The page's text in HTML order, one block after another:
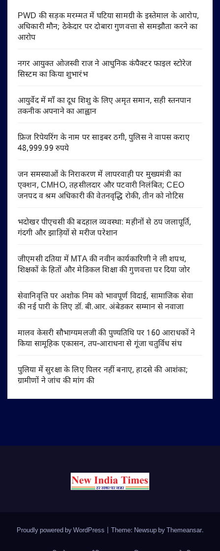
PWD की सड़क मरम्मत में घटिया सामग्री के इस्तेमाल के आरोप,
अधिकारी मौन; ठेकेदार पर दोबारा गुणवत्ता से समझौता करने का
आरोप
नगर आयुक्त ओजस्वी राज ने आधुनिक कंपैक्टर फाइल स्टोरेज
सिस्टम का किया शुभारंभ
आयुर्वेद में माँ का दूध शिशु के लिए अमृत समान, सही स्तनपान
तकनीक अपनाने का आह्वान
फ्रिज रिपेयरिंग के नाम पर साइबर ठगी, पुलिस ने वापस कराए
48,999.99 रुपये
जन समस्याओं के निराकरण में लापरवाही पर मुख्यमंत्री का
एक्शन, CMHO, तहसीलदार और पटवारी निलंबित; CEO
जनपद व श्रम अधिकारी की वेतनवृद्धि रोकी, तीन को नोटिस
भदोखर पीएचसी की बदहाल व्यवस्था: महीनों से ठप जलापूर्ति,
गंदगी और झाड़ियों से मरीज परेशान
जीएमसी दतिया में MTA की नवीन कार्यकारिणी ने ली शपथ,
शिक्षकों के हितों और मेडिकल शिक्षा की गुणवत्ता पर दिया जोर
सेवानिवृत्ति पर अशोक निम को भावपूर्ण विदाई, सामाजिक सेवा
की नई पारी के लिए डॉ. बी.आर. अंबेडकर सम्मान से नवाजा
मालव केसरी सौभाग्यमलजी की पुण्यतिथि पर 160 आराधकों ने
किया सामूहिक एकासन, तप-आराधना से गूंजा चतुर्विध संघ
पुलिया में सुरक्षा के लिए पिलर नहीं बनाए, हादसे की आशंका;
ग्रामीणों ने जांच की मांग की
Proudly powered by WordPress Theme: Newsup byThemeansar.